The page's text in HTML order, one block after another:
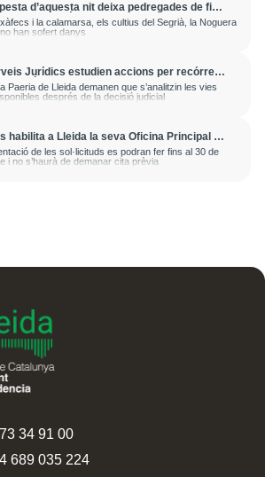
d’aquesta nit deixa pedregades de fins
Raimat, però la verema no pateix
significatives
i la calamarsa, els cultius del Segrià, la Noguera
no han sofert danys
Jurídics estudien accions per recórrer
de l’investigat per l’onada de
i incendis a l’Horta
Paeria de Lleida demanen que s’analitzin les vies
després de la decisió judicial
habilita a Lleida la seva Oficina Principal i
de Lleida Ronda per a atendre les
de regularització de migrants
de les sol·licituds es podran fer fins al 30 de
i no s’haurà de demanar cita prèvia
34 91 00
689 035 224